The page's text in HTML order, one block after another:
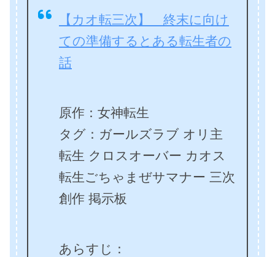
【カオ転三次】 終末に向け
ての準備するとある転生者の
話
原作：女神転生
タグ：ガールズラブ オリ主
転生 クロスオーバー カオス
転生ごちゃまぜサマナー 三次
創作 掲示板
あらすじ：